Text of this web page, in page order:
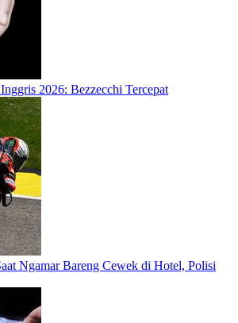
2026: Bezzecchi Tercepat
Ngamar Bareng Cewek di Hotel, Polisi